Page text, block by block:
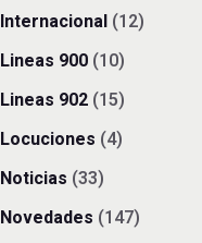
Internacional (12)
Lineas 900 (10)
Lineas 902 (15)
Locuciones (4)
Noticias (33)
Novedades (147)